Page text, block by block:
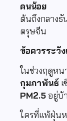
คนน้อย
ต้นถึงกลางธั
ตรุษจีน
ข้อควรระวั
ในช่วงฤดูหน
กุมภาพันธ์
PM2.5 อยู่บ้
ใครที่แพ้ฝุ่นห